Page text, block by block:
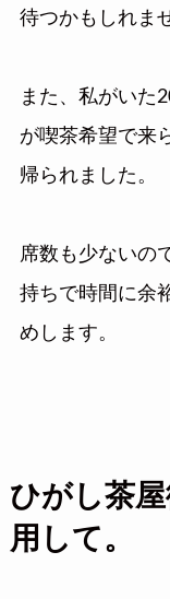
待つかもしれま
また、私がいた
が喫茶希望で来
帰られました。
席数も少ないの
持ちで時間に余
めします。
ひがし茶
用して。